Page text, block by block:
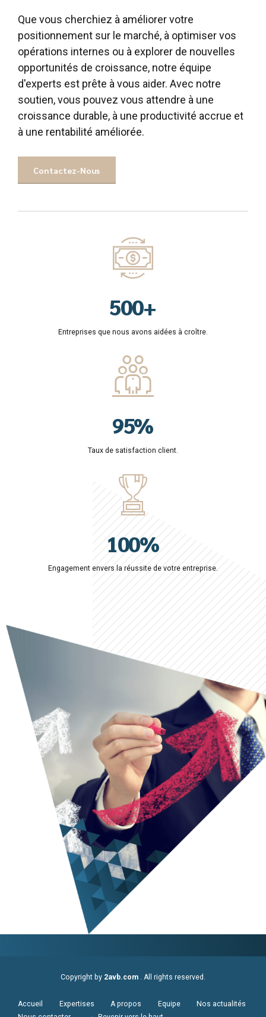
Que vous cherchiez à améliorer votre
positionnement sur le marché, à optimiser vos
opérations internes ou à explorer de nouvelles
opportunités de croissance, notre équipe
d'experts est prête à vous aider. Avec notre
soutien, vous pouvez vous attendre à une
croissance durable, à une productivité accrue et
à une rentabilité améliorée.
Contactez-Nous
2
3
4
5
6
8
9
0
1
2
7
8
9
0
0
1
2
7
8
9
0+
Entreprises que nous avons aidées à croître.
0
1
2
3
4
5
6
7
8
9
0
0
1
2
3
4
5
6
8
9
%
Taux de satisfaction client.
1
2
6
9
0
0
1
2
3
4
5
6
7
8
9
0
0
1
2
3
4
5
6
7
8
9
0%
Engagement envers la réussite de votre entreprise.
Copyright by 2avb.com . All rights reserved.
Accueil Expertises A propos Equipe
Nos actualités